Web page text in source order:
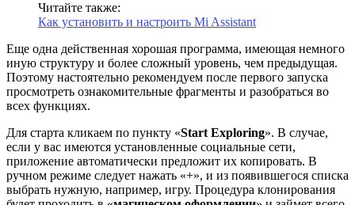
Читайте также:
Как установить и настроить Mi Assistant
Еще одна действенная хорошая программа, имеющая немного
иную структуру и более сложный уровень, чем предыдущая.
Поэтому настоятельно рекомендуем после первого запуска
просмотреть ознакомительные фрагменты и разобраться во
всех функциях.
Для старта кликаем по пункту «Start Exploring». В случае,
если у вас имеются установленные социальные сети,
приложение автоматически предложит их копировать. В
ручном режиме следует нажать «+», и из появившегося списка
выбрать нужную, например, игру. Процедура клонирования